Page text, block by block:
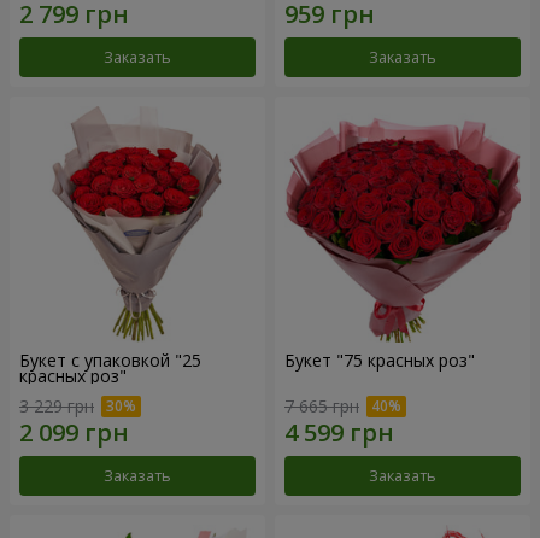
Заказать Заказать
Букет с упаковкой "25
красных роз"
3 229 грн
Заказать
Букет "75 красных роз"
7 665 грн
Заказать